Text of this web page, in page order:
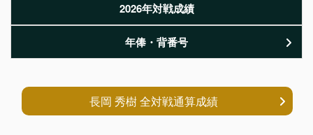
2026年対戦成績
年俸・背番号
長岡 秀樹 全対戦通算成績